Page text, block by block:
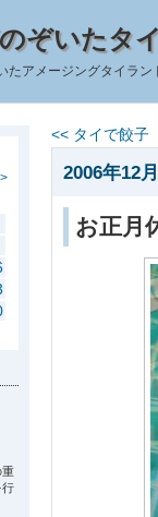
ぞいたタ
たアメージングタイラ
<< タイで餃子
2006年12
お正月
重
行